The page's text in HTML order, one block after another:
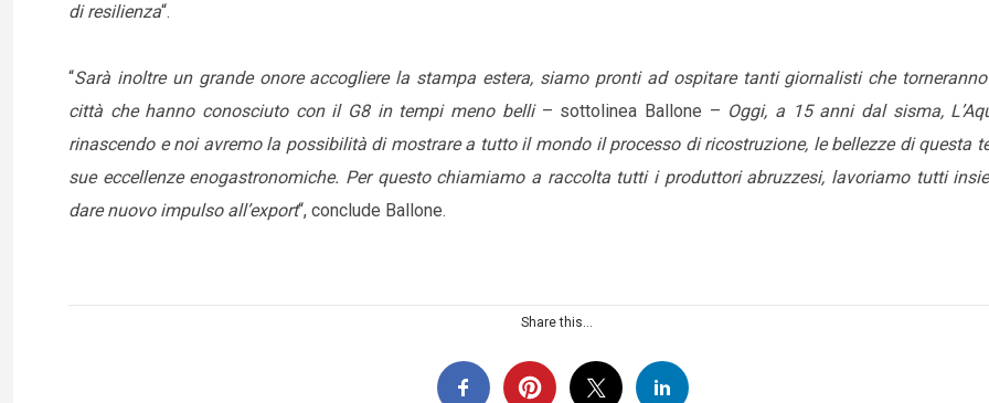
di resilienza“.
“Sarà inoltre un grande onore accogliere la stampa estera, siamo pronti ad ospitare tanti giornalisti che
città che hanno conosciuto con il G8 in tempi meno belli– sottolinea Ballone – Oggi, a 15 anni dal sisma,
rinascendo e noi avremo la possibilità di mostrare a tutto il mondo il processo di ricostruzione, le bellezze di questa
sue eccellenze enogastronomiche. Per questo chiamiamo a raccolta tutti i produttori abruzzesi, lavoriamo tutti
dare nuovo impulso all’export“, conclude Ballone.
Share this...